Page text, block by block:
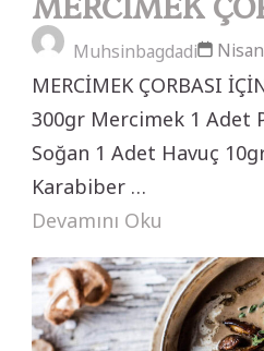
Muhsinbagdadi
MERCİMEK ÇORBASI
300gr Mercimek 1 Adet
Soğan 1 Adet Havuç
Karabiber …
Devamını Oku